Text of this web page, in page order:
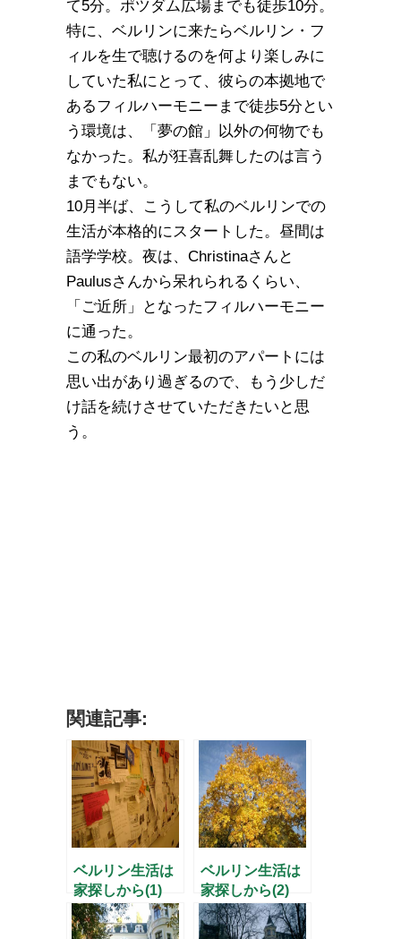
て5分。ポツダム広場までも徒歩10分。
特に、ベルリンに来たらベルリン・フ
ィルを生で聴けるのを何より楽しみに
していた私にとって、彼らの本拠地で
あるフィルハーモニーまで徒歩5分とい
う環境は、「夢の館」以外の何物でも
なかった。私が狂喜乱舞したのは言う
までもない。
10月半ば、こうして私のベルリンでの
生活が本格的にスタートした。昼間は
語学学校。夜は、Christinaさんと
Paulusさんから呆れられるくらい、
「ご近所」となったフィルハーモニー
に通った。
この私のベルリン最初のアパートには
思い出があり過ぎるので、もう少しだ
け話を続けさせていただきたいと思
う。
関連記事:
ベルリン生活は
家探しから(1)
ベルリン生活は
家探しから(2)